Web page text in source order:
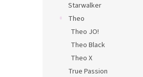
Starwalker
Theo
Theo JO!
Theo Black
Theo X
True Passion